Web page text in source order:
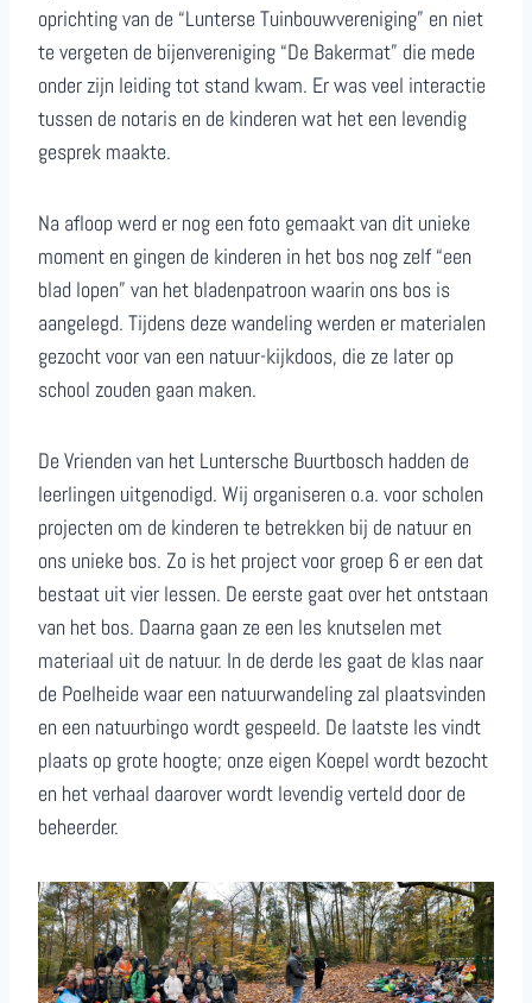
oprichting van de “Lunterse Tuinbouwvereniging” en niet
te vergeten de bijenvereniging “De Bakermat” die mede
onder zijn leiding tot stand kwam. Er was veel interactie
tussen de notaris en de kinderen wat het een levendig
gesprek maakte.
Na afloop werd er nog een foto gemaakt van dit unieke
moment en gingen de kinderen in het bos nog zelf “een
blad lopen” van het bladenpatroon waarin ons bos is
aangelegd. Tijdens deze wandeling werden er materialen
gezocht voor van een natuur-kijkdoos, die ze later op
school zouden gaan maken.
De Vrienden van het Luntersche Buurtbosch hadden de
leerlingen uitgenodigd. Wij organiseren o.a. voor scholen
projecten om de kinderen te betrekken bij de natuur en
ons unieke bos. Zo is het project voor groep 6 er een dat
bestaat uit vier lessen. De eerste gaat over het ontstaan
van het bos. Daarna gaan ze een les knutselen met
materiaal uit de natuur. In de derde les gaat de klas naar
de Poelheide waar een natuurwandeling zal plaatsvinden
en een natuurbingo wordt gespeeld. De laatste les vindt
plaats op grote hoogte; onze eigen Koepel wordt bezocht
en het verhaal daarover wordt levendig verteld door de
beheerder.